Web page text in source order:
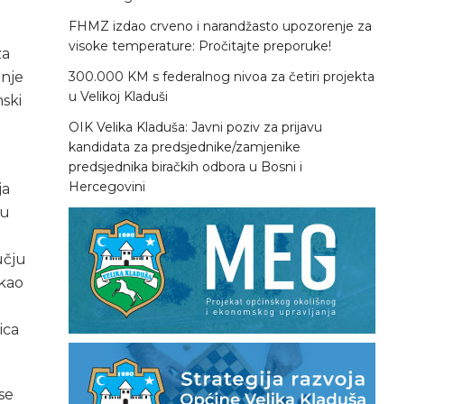
FHMZ izdao crveno i narandžasto upozorenje za
visoke temperature: Pročitajte preporuke!
300.000 KM s federalnog nivoa za četiri projekta
u Velikoj Kladuši
OIK Velika Kladuša: Javni poziv za prijavu
kandidata za predsjednike/zamjenike
predsjednika biračkih odbora u Bosni i
Hercegovini